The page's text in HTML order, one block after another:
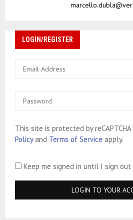
LOGIN/REGISTER
This site is protected by
Policyand Terms of Service apply.
Keep me signed in until I sign out